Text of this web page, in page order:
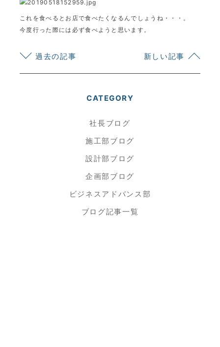
これを食べるとお店で食べたくなるんでしょうね・・・。
今度行った際には必ず食べようと思います。
過去の記事 新しい記事
CATEGORY
社長ブログ
施工部ブログ
設計部ブログ
企画部ブログ
ビジネスアドバンス部
ブログ記事一覧